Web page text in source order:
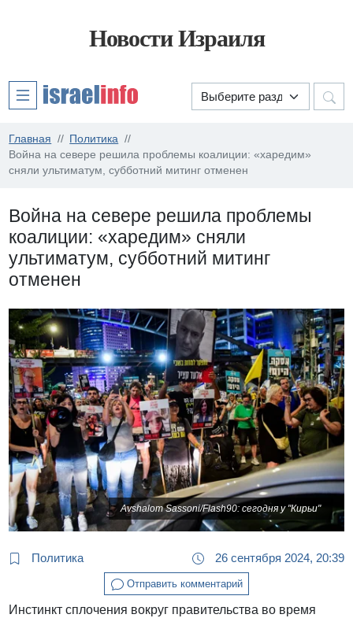
Новости Израиля
Главная
Политика
Война на севере решила проблемы коалиции: «харедим»
сняли ультиматум, субботний митинг отменен
Война на севере решила проблемы
коалиции: «харедим» сняли
ультиматум, субботний митинг
отменен
Avshalom Sassoni/Flash90: сегодня у "Кирьи"
Политика 26 сентября 2024, 20:39
Отправить комментарий
Инстинкт сплочения вокруг правительства во время